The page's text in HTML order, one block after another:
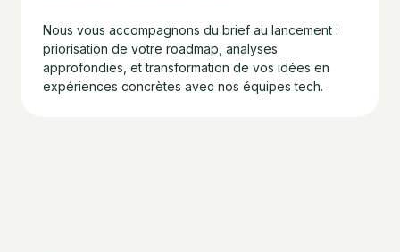
Nous vous accompagnons du brief au lancement :
priorisation de votre roadmap, analyses
approfondies, et transformation de vos idées en
expériences concrètes avec nos équipes tech.